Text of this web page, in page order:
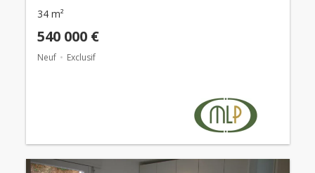
34 m²
540 000 €
Neuf Exclusif